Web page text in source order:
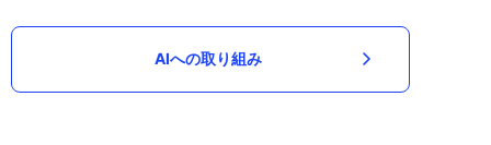
AIへの取り組み